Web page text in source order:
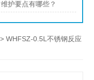
护要点有哪些？
> WHFSZ-0.5L不锈钢反应